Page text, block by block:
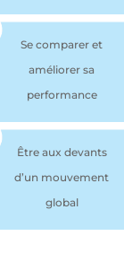
Se comparer et
améliorer sa
performance
Être aux devants
d’un mouvement
global